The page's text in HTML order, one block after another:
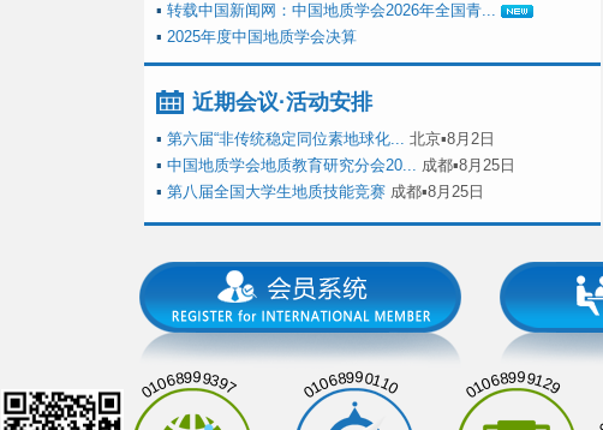
▪ 转载中国新闻网：中国地质学会2026年全国青...
▪ 2025年度中国地质学会决算
近期会议·活动安排
▪ 第六届“非传统稳定同位素地球化... 北京▪8月2日
▪ 中国地质学会地质教育研究分会20... 成都▪8月25日
▪ 第八届全国大学生地质技能竞赛 成都▪8月25日
01068999397 01068990110 01068999129